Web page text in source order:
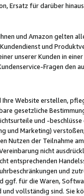
Ersatz für darüber
und Amazon gelten
und
unserer Kunden in
Fragen den
Website erstellen,
gesetzliche
und -
und Marketing)
Nutzen der Teilnahme
nicht
entsprechenden
und
ggf. für die Waren,
vollständig sind. Sie